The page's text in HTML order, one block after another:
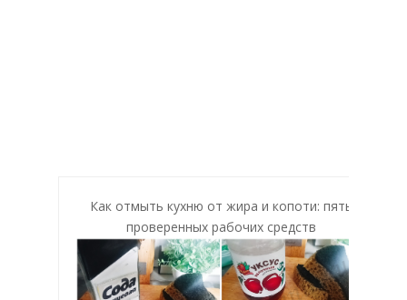
Как отмыть кухню от жира и копоти: пять
проверенных рабочих средств